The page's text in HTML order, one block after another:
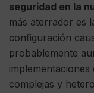
seguridad en la
más aterrador es
configuración
probablemente
complejas y